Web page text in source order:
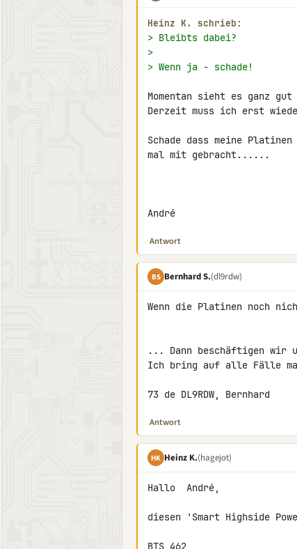
Heinz K. schrieb:
> Bleibts dabei?
>
> Wenn ja - schade!
Momentan sieht es ganz
Derzeit muss ich erst
Schade dass meine
mal mit gebracht......
André
Antwort
BS Bernhard S.(dl9rdw)
Wenn die Platinen noch
... Dann beschäftigen wir
Ich bring auf alle Fälle
73 de DL9RDW, Bernhard
Antwort
HK Heinz K.(hagejot)
Hallo  André,
diesen 'Smart Highside
BTS 462